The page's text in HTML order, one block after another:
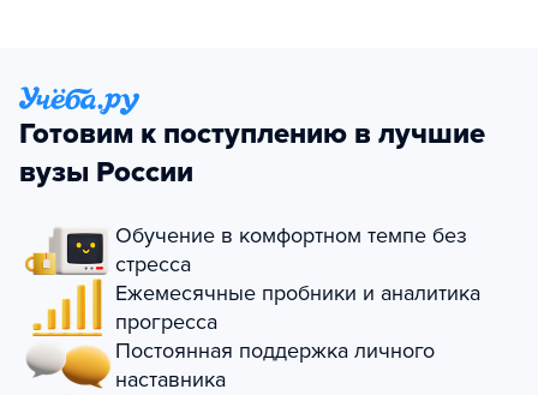
Готовим к поступлению в лучшие
вузы России
Обучение в комфортном темпе без
стресса
Ежемесячные пробники и аналитика
прогресса
Постоянная поддержка личного
наставника